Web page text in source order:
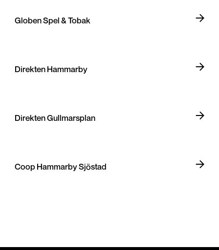
Globen Spel & Tobak
Direkten Hammarby
Direkten Gullmarsplan
Coop Hammarby Sjöstad